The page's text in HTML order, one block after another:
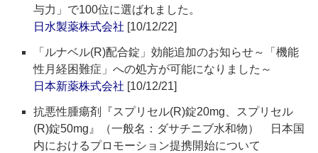
与力」で100位に選ばれました。
日水製薬株式会社 [10/12/22]
「ルナベル(R)配合錠」効能追加のお知らせ～「機能
性月経困難症」への処方が可能になりました～
日本新薬株式会社 [10/12/21]
抗悪性腫瘍剤『スプリセル(R)錠20mg、スプリセル
(R)錠50mg』（一般名：ダサチニブ水和物） 日本国
内におけるプロモーション提携開始について